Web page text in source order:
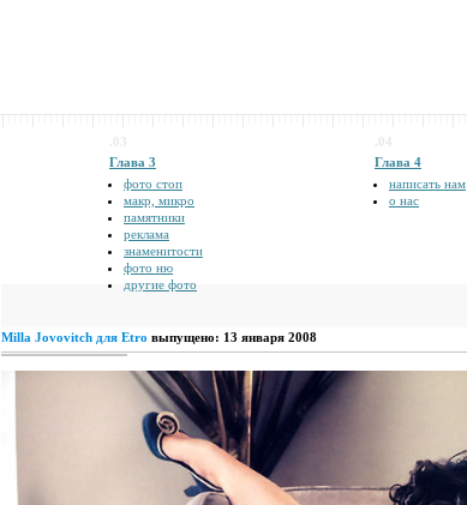
Глава 3
фото стоп
макр, микро
памятники
реклама
знаменитости
фото ню
другие фото
Глава 4
написать нам
о нас
Milla Jovovitch для Etro выпущено: 13 января 2008